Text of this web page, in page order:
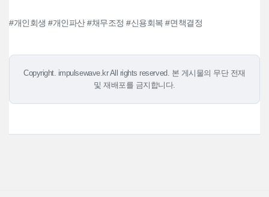
#개인회생 #개인파산 #채무조정 #신용회복 #면책결정
Copyright. impulsewave.kr All rights reserved. 본 게시물의 무단 전재
및 재배포를 금지합니다.